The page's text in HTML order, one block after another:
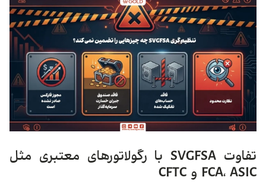
تفاوت SVGFSA با رگولاتورهای معتبری مثل
FCA، ASIC و CFTC